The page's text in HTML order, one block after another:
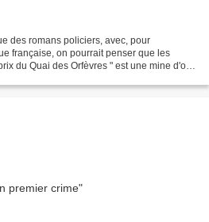
des romans policiers, avec, pour
française, on pourrait penser que les
du Quai des Orfèvres " est une mine d'or.